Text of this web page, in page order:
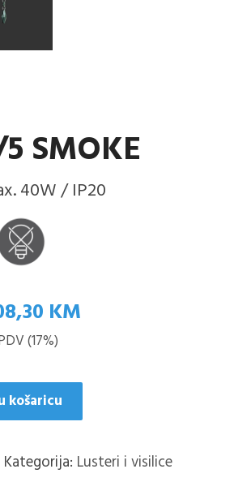
SMOKE
40W / IP20
KM.
KM
108,30 KM.
(17%)
košaricu
Kategorija: Lusteri i visilice